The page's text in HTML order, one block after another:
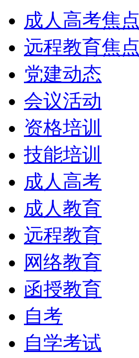
成人高考焦点
远程教育焦点
党建动态
会议活动
资格培训
技能培训
成人高考
成人教育
远程教育
网络教育
函授教育
自考
自学考试